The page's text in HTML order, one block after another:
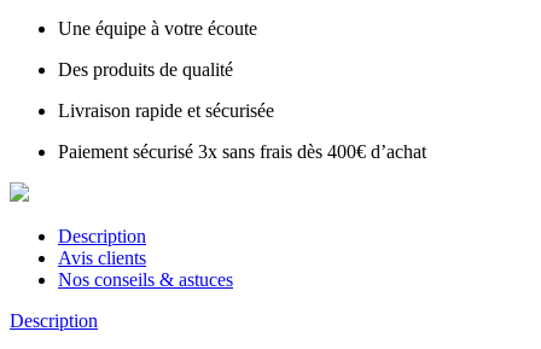
Une équipe à votre écoute
Des produits de qualité
Livraison rapide et sécurisée
Paiement sécurisé 3x sans frais dès 400€ d’achat
Description
Avis clients
Nos conseils & astuces
Description